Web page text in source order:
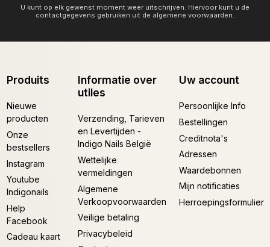
U kunt op elk gewenst moment weer uitschrijven. Hiervoor kunt u de
contactgegevens gebruiken uit de algemene voorwaarden.
Produits
Nieuwe
producten
Onze
bestsellers
Instagram
Youtube
Indigonails
Help
Facebook
Cadeau kaart
Informatie over
utiles
Verzending, Tarieven
en Levertijden -
Indigo Nails België
Wettelijke
vermeldingen
Algemene
Verkoopvoorwaarden
Veilige betaling
Privacybeleid
Uw account
Persoonlijke Info
Bestellingen
Creditnota's
Adressen
Waardebonnen
Mijn notificaties
Herroepingsformulier